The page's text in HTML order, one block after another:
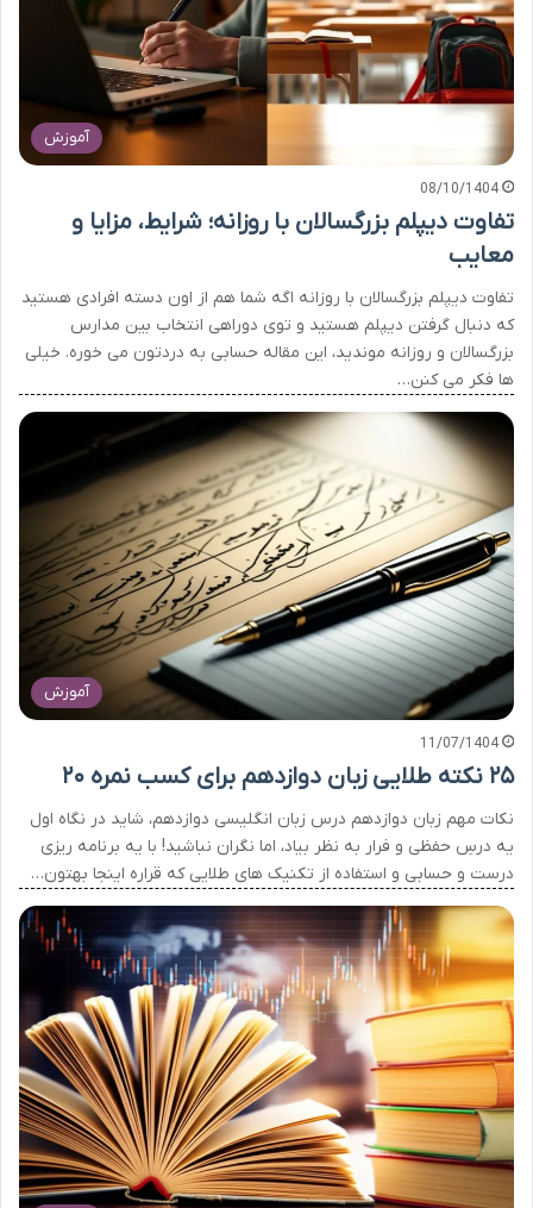
آموزش
08/10/1404
تفاوت دیپلم بزرگسالان با روزانه؛ شرایط، مزایا و
معایب
تفاوت دیپلم بزرگسالان با روزانه اگه شما هم از اون دسته افرادی هستید
که دنبال گرفتن دیپلم هستید و توی دوراهی انتخاب بین مدارس
بزرگسالان و روزانه موندید، این مقاله حسابی به دردتون می خوره. خیلی
ها فکر می کنن…
آموزش
11/07/1404
۲۵ نکته طلایی زبان دوازدهم برای کسب نمره ۲۰
نکات مهم زبان دوازدهم درس زبان انگلیسی دوازدهم، شاید در نگاه اول
یه درسِ حفظی و فرار به نظر بیاد، اما نگران نباشید! با یه برنامه ریزی
درست و حسابی و استفاده از تکنیک های طلایی که قراره اینجا بهتون…